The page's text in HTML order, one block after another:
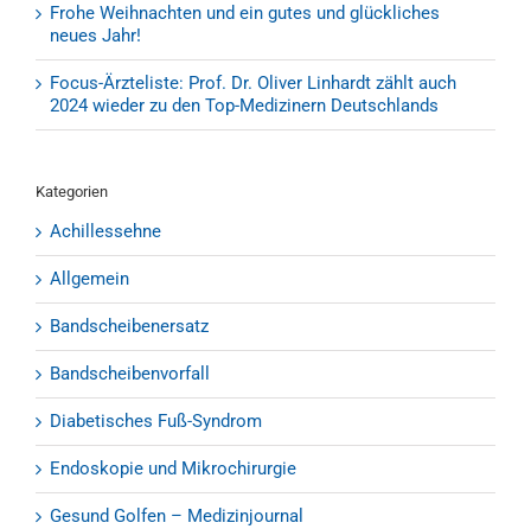
Frohe Weihnachten und ein gutes und glückliches
neues Jahr!
Focus-Ärzteliste: Prof. Dr. Oliver Linhardt zählt auch
2024 wieder zu den Top-Medizinern Deutschlands
Kategorien
Achillessehne
Allgemein
Bandscheibenersatz
Bandscheibenvorfall
Diabetisches Fuß-Syndrom
Endoskopie und Mikrochirurgie
Gesund Golfen – Medizinjournal